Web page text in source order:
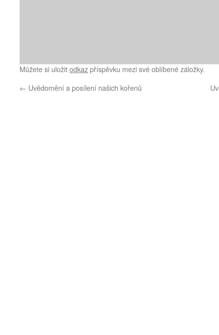
Můžete si uložitodkazpříspěvku mezi své oblíbené záložky.
← Uvědomění a posílení našich kořenů